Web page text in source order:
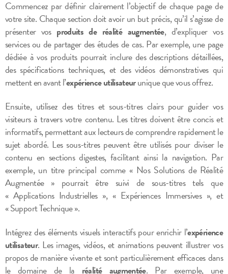
Commencez par définir clairement l’objectif de chaque page de
votre site. Chaque section doit avoir un but précis, qu’il s’agisse de
présenter vos produits de réalité augmentée, d’expliquer vos
services ou de partager des études de cas. Par exemple, une page
dédiée à vos produits pourrait inclure des descriptions détaillées,
des spécifications techniques, et des vidéos démonstratives qui
mettent en avant l’expérience utilisateurunique que vous offrez.
Ensuite, utilisez des titres et sous-titres clairs pour guider vos
visiteurs à travers votre contenu. Les titres doivent être concis et
informatifs, permettant aux lecteurs de comprendre rapidement le
sujet abordé. Les sous-titres peuvent être utilisés pour diviser le
contenu en sections digestes, facilitant ainsi la navigation. Par
exemple, un titre principal comme « Nos Solutions de Réalité
Augmentée » pourrait être suivi de sous-titres tels que
« Applications Industrielles », « Expériences Immersives », et
« Support Technique ».
Intégrez des éléments visuels interactifs pour enrichir l’expérience
utilisateur. Les images, vidéos, et animations peuvent illustrer vos
propos de manière vivante et sont particulièrement efficaces dans
le domaine de la réalité augmentée. Par exemple, une